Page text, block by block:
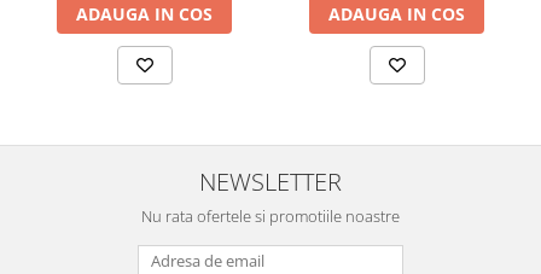
ADAUGA IN COS ADAUGA IN COS
NEWSLETTER
Nu rata ofertele si promotiile noastre